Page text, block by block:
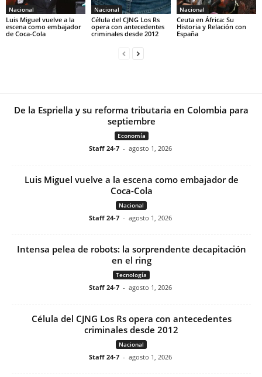
Nacional
Luis Miguel vuelve a la
escena como embajador
de Coca-Cola
Nacional
Célula del CJNG Los Rs
opera con antecedentes
criminales desde 2012
Nacional
Ceuta en África: Su
Historia y Relación con
España
De la Espriella y su reforma tributaria en Colombia para
septiembre
Economía
Staff 24-7 - agosto 1, 2026
Luis Miguel vuelve a la escena como embajador de
Coca-Cola
Nacional
Staff 24-7 - agosto 1, 2026
Intensa pelea de robots: la sorprendente decapitación
en el ring
Tecnología
Staff 24-7 - agosto 1, 2026
Célula del CJNG Los Rs opera con antecedentes
criminales desde 2012
Nacional
Staff 24-7 - agosto 1, 2026